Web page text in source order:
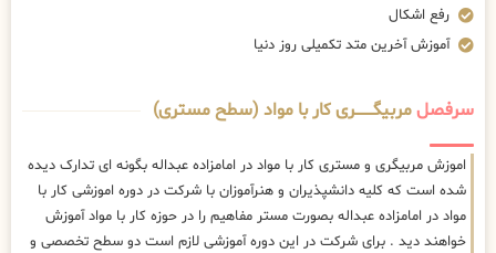
رفع اشکال
آموزش آخرین متد تکمیلی روز دنیا
سرفصلمربیگــــــــری کار با مواد (سطح مستری)
اموزش مربیگری و مستری کار با مواد در امامزاده عبداله بگونه ای تدارک دیده
شده است که کلیه دانشپذیران و هنرآموزان با شرکت در دوره اموزشی کار با
مواد در امامزاده عبداله بصورت مستر مفاهیم را در حوزه کار با مواد آموزش
خواهند دید . برای شرکت در این دوره آموزشی لازم است دو سطح تخصصی و